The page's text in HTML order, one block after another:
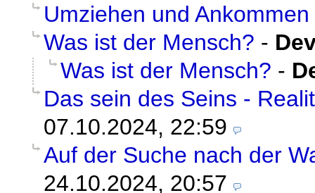
Umziehen und Ankommen
Was ist der Mensch? -
Was ist der Mensch? -
Das sein des Seins -
07.10.2024, 22:59
Auf der Suche nach der
24.10.2024, 20:57